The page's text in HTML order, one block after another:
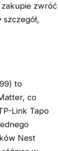
zakupie zwróć
to
co
Link Tapo
Nest